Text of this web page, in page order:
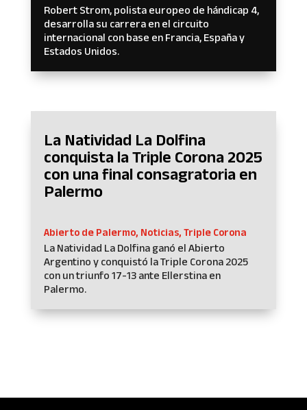
Robert Strom, polista europeo de hándicap 4,
desarrolla su carrera en el circuito
internacional con base en Francia, España y
Estados Unidos.
La Natividad La Dolfina
conquista la Triple Corona 2025
con una final consagratoria en
Palermo
Abierto de Palermo, Noticias, Triple Corona
La Natividad La Dolfina ganó el Abierto
Argentino y conquistó la Triple Corona 2025
con un triunfo 17-13 ante Ellerstina en
Palermo.